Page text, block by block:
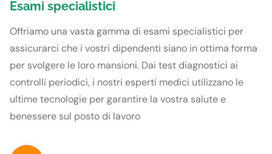
Esami specialistici
Offriamo una vasta gamma di esami specialistici per
assicurarci che i vostri dipendenti siano in ottima forma
per svolgere le loro mansioni. Dai test diagnostici ai
controlli periodici, i nostri esperti medici utilizzano le
ultime tecnologie per garantire la vostra salute e
benessere sul posto di lavoro